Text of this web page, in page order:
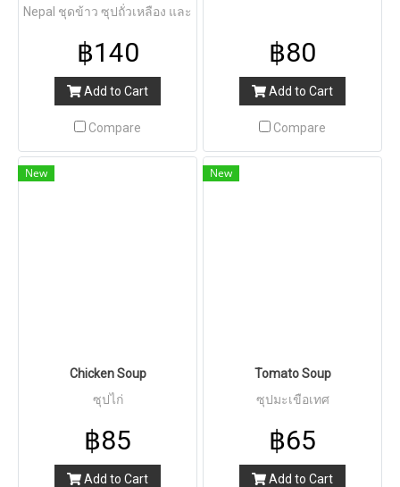
Nepal ชุดข้าว ซุปถั่วเหลือง และ
฿140
Add to Cart
Compare
฿80
Add to Cart
Compare
New
Chicken Soup
ซุปไก่
฿85
Add to Cart
New
Tomato Soup
ซุปมะเขือเทศ
฿65
Add to Cart